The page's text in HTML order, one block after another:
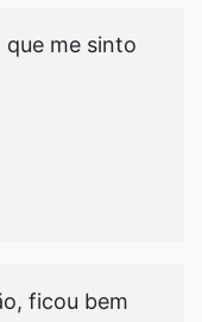
que me sinto
ficou bem